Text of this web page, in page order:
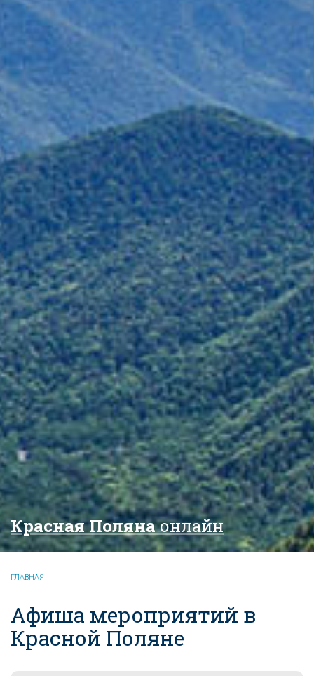
Красная Полянаонлайн
ГЛАВНАЯ
Афиша мероприятий в
Красной Поляне